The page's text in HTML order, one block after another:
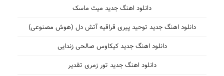
دانلود اهنگ جدید میث ماسک
دانلود اهنگ جدید توحید پیری قراقیه آتش دل (هوش مصنوعی)
دانلود اهنگ جدید کیکاوس صالحی زندایی
دانلود اهنگ جدید تور زمری تقدیر